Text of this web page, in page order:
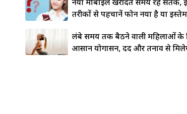
तरीकों से पहचानें फोन नया है या
लंबे समय तक बैठने वाली महिलाओं के
आसान योगासन, दर्द और तनाव से